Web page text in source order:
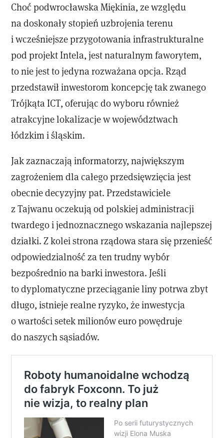
Choć podwrocławska Miękinia, ze względu
na doskonały stopień uzbrojenia terenu
i wcześniejsze przygotowania infrastrukturalne
pod projekt Intela, jest naturalnym faworytem,
to nie jest to jedyna rozważana opcja. Rząd
przedstawił inwestorom koncepcję tak zwanego
Trójkąta ICT, oferując do wyboru również
atrakcyjne lokalizacje w województwach
łódzkim i śląskim.
Jak zaznaczają informatorzy, największym
zagrożeniem dla całego przedsięwzięcia jest
obecnie decyzyjny pat. Przedstawiciele
z Tajwanu oczekują od polskiej administracji
twardego i jednoznacznego wskazania najlepszej
działki. Z kolei strona rządowa stara się przenieść
odpowiedzialność za ten trudny wybór
bezpośrednio na barki inwestora. Jeśli
to dyplomatyczne przeciąganie liny potrwa zbyt
długo, istnieje realne ryzyko, że inwestycja
o wartości setek milionów euro powędruje
do naszych sąsiadów.